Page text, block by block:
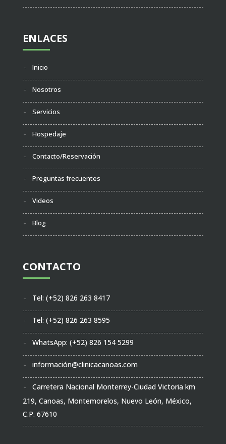
ENLACES
Inicio
Nosotros
Servicios
Hospedaje
Contacto/Reservación
Preguntas frecuentes
Videos
Blog
CONTACTO
Tel: (+52) 826 263 8417
Tel: (+52) 826 263 8595
WhatsApp: (+52) 826 154 5299
información@clinicacanoas.com
Carretera Nacional Monterrey-Ciudad Victoria km
219, Canoas, Montemorelos, Nuevo León, México,
C.P. 67610